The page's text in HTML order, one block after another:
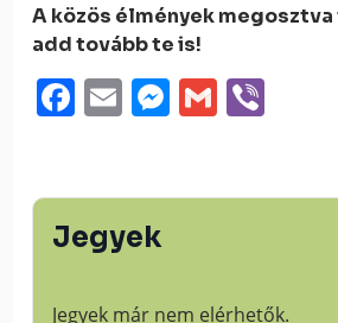
A közös élmények
add tovább te is!
Facebook
EmailMessenger
Gmail
Jegyek
Jegyek már nem elérhetők.